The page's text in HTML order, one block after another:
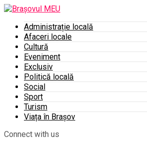
Administrație locală
Afaceri locale
Cultură
Eveniment
Exclusiv
Politică locală
Social
Sport
Turism
Viața în Brașov
Connect with us